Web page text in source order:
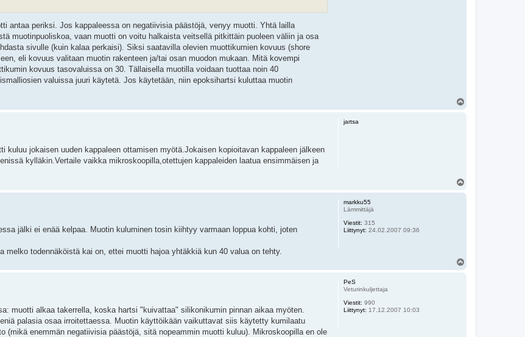
antaa periksi. Jos kappaleessa on negatiivisia päästöjä, venyy muotti. Yhtä lailla
muotinpuoliskoa, vaan muotti on voitu halkaista veitsellä pitkittäin puoleen väliin ja osa
sivulle (kuin kalaa perkaisi). Siksi saatavilla olevien muottikumien kovuus (shore
eli kovuus valitaan muotin rakenteen ja/tai osan muodon mukaan. Mitä kovempi
kovuus tasovaluissa on 30. Tällaisella muotilla voidaan tuottaa noin 40
valuissa juuri käytetä. Jos käytetään, niin epoksihartsi kuluttaa muotin
jartsa
jokaisen uuden kappaleen ottamisen myötä.Jokaisen kopioitavan kappaleen jälkeen
kylläkin.Vertaile vaikka mikroskoopilla,otettujen kappaleiden laatua ensimmäisen ja
markku55
Lämmittäjä
Viestit: 315
Liittynyt: 24.02.2007 09:36
jälki ei enää kelpaa. Muotin kuluminen tosin kiihtyy varmaan loppua kohti, joten
melko todennäköistä kai on, ettei muotti hajoa yhtäkkiä kun 40 valua on tehty.
PeS
Veturinkuljettaja
Viestit: 990
Liittynyt: 17.12.2007 10:03
muotti alkaa takerrella, koska hartsi "kuivattaa" silikonikumin pinnan aikaa myöten.
palasia osaa irroitettaessa. Muotin käyttöikään vaikuttavat siis käytetty kumilaatu
enemmän negatiivisia päästöjä, sitä nopeammin muotti kuluu). Mikroskoopilla en ole